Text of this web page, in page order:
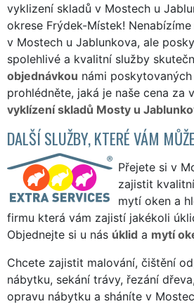
vyklizení skladů v Mostech u
okrese Frýdek-Místek!
v Mostech u Jablunkova, ale
spolehlivé a kvalitní služby
objednávkou námi
prohlédněte, jaká je naše cena za
vyklízení skladů Mosty u
DALŠÍ SLUŽBY, KTERÉ VÁM
Přejete si v
zajistit
mytí oken a
firmu která vám zajistí jakékoli
Objednejte si u nás úklid a mytí
Chcete zajistit malování, čištění
nábytku, sekání trávy, řezání
opravu nábytku a sháníte v